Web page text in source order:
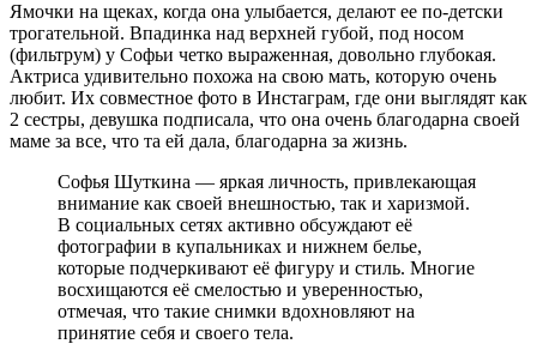
Ямочки на щеках, когда она улыбается, делают ее по-детски
трогательной. Впадинка над верхней губой, под носом
(фильтрум) у Софьи четко выраженная, довольно глубокая.
Актриса удивительно похожа на свою мать, которую очень
любит. Их совместное фото в Инстаграм, где они выглядят как
2 сестры, девушка подписала, что она очень благодарна своей
маме за все, что та ей дала, благодарна за жизнь.
Софья Шуткина — яркая личность, привлекающая
внимание как своей внешностью, так и харизмой.
В социальных сетях активно обсуждают её
фотографии в купальниках и нижнем белье,
которые подчеркивают её фигуру и стиль. Многие
восхищаются её смелостью и уверенностью,
отмечая, что такие снимки вдохновляют на
принятие себя и своего тела.